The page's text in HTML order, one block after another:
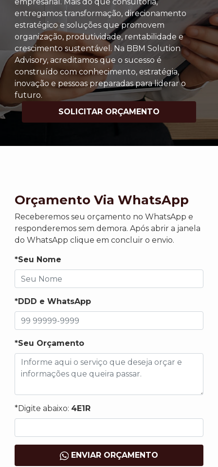
empresarial. Mais do que consultoria,
entregamos transformação, direcionamento
estratégico e soluções que promovem
organização, produtividade, rentabilidade e
crescimento sustentável. Na BBM Solution
Advisory, acreditamos que o sucesso é
construído com conhecimento, estratégia,
inovação e pessoas preparadas para liderar o
futuro.
SOLICITAR ORÇAMENTO
Orçamento Via WhatsApp
Receberemos seu orçamento no WhatsApp e
responderemos sem demora. Após abrir a janela
do WhatsApp clique em concluir o envio.
*Seu Nome
*DDD e WhatsApp
*Seu Orçamento
*Digite abaixo: 4E1R
ENVIAR ORÇAMENTO